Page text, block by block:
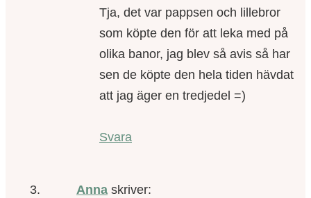
Tja, det var pappsen och lillebror
som köpte den för att leka med på
olika banor, jag blev så avis så har
sen de köpte den hela tiden hävdat
att jag äger en tredjedel =)
Svara
Anna skriver: